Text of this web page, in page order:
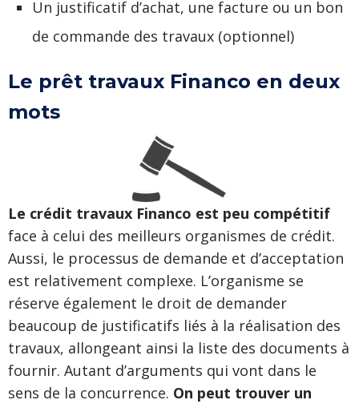
Un justificatif d’achat, une facture ou un bon
de commande des travaux (optionnel)
Le prêt travaux Financo en deux
mots
Le crédit travaux Financo est peu compétitif
face à celui des meilleurs organismes de crédit.
Aussi, le processus de demande et d’acceptation
est relativement complexe. L’organisme se
réserve également le droit de demander
beaucoup de justificatifs liés à la réalisation des
travaux, allongeant ainsi la liste des documents à
fournir. Autant d’arguments qui vont dans le
sens de la concurrence. On peut trouver un